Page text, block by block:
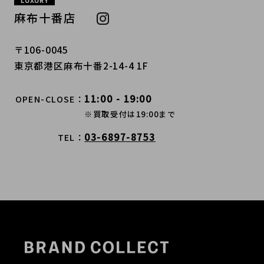
麻布十番店
〒106-0045
東京都港区麻布十番2-14-4 1F
OPEN-CLOSE 11:00 - 19:00
※買取受付は19:00まで
TEL 03-6897-8753